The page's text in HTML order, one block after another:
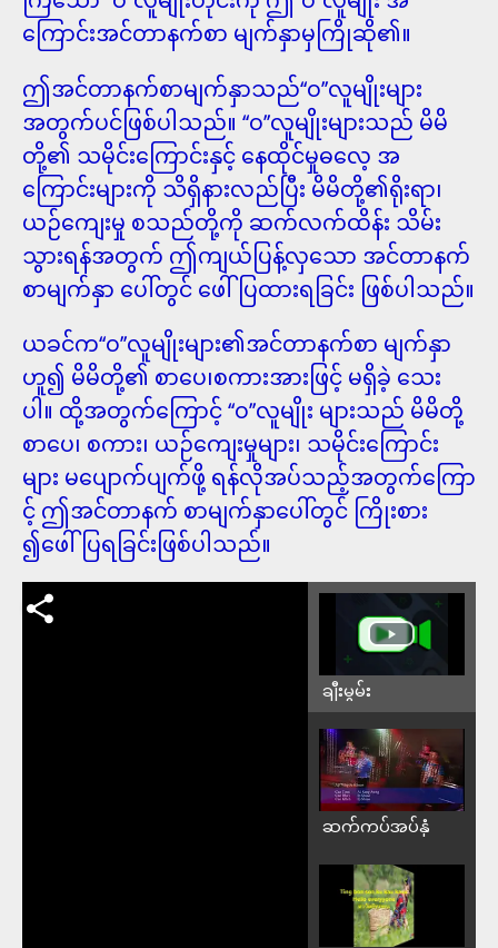
ကြောင်းအင်တာနက်စာ မျက်နှာမှကြိုဆို၏။
ဤအင်တာနက်စာမျက်နှာသည်‘‘၀’’လူမျိုးများ
အတွက်ပင်ဖြစ်ပါသည်။ ‘‘၀’’လူမျိုးများသည် မိမိ
တို့၏ သမိုင်းကြောင်းနှင့် နေထိုင်မှုဓလေ့ အ
ကြောင်းများကို သိရှိနားလည်ပြီး မိမိတို့၏ရိုးရာ၊
ယဉ်ကျေးမှု စသည်တို့ကို ဆက်လက်ထိန်း သိမ်း
သွားရန်အတွက် ဤကျယ်ပြန့်လှသော အင်တာနက်
စာမျက်နှာ ပေါ်တွင် ဖေါ်ပြထားရခြင်း ဖြစ်ပါသည်။
ယခင်က‘‘၀’’လူမျိုးများ၏အင်တာနက်စာ မျက်နှာ
ဟူ၍ မိမိတို့၏ စာပေ၊စကားအားဖြင့် မရှိခဲ့ သေး
ပါ။ ထို့အတွက်ကြောင့် ‘‘၀’’လူမျိုး များသည် မိမိတို့
စာပေ၊ စကား၊ ယဉ်ကျေးမှုများ၊ သမိုင်းကြောင်း
များ မပျောက်ပျက်ဖို့ ရန်လိုအပ်သည့်အတွက်ကြော
င့် ဤအင်တာနက် စာမျက်နှာပေါ်တွင် ကြိုးစား
၍ဖေါ်ပြရခြင်းဖြစ်ပါသည်။
ချီးမွမ်း
ဆက်ကပ်အပ်နှံ